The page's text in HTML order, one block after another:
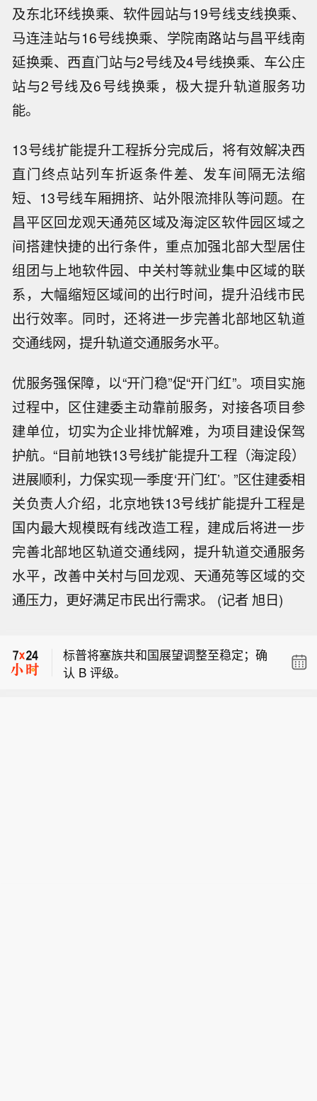
及东北环线换乘、软件园站与19号线支线换乘、
马连洼站与16号线换乘、学院南路站与昌平线南
延换乘、西直门站与2号线及4号线换乘、车公庄
站与2号线及6号线换乘，极大提升轨道服务功
能。
13号线扩能提升工程拆分完成后，将有效解决西
直门终点站列车折返条件差、发车间隔无法缩
短、13号线车厢拥挤、站外限流排队等问题。在
昌平区回龙观天通苑区域及海淀区软件园区域之
间搭建快捷的出行条件，重点加强北部大型居住
组团与上地软件园、中关村等就业集中区域的联
系，大幅缩短区域间的出行时间，提升沿线市民
出行效率。同时，还将进一步完善北部地区轨道
交通线网，提升轨道交通服务水平。
优服务强保障，以“开门稳”促“开门红”。项目实施
过程中，区住建委主动靠前服务，对接各项目参
建单位，切实为企业排忧解难，为项目建设保驾
护航。“目前地铁13号线扩能提升工程（海淀段）
进展顺利，力保实现一季度‘开门红’。”区住建委相
关负责人介绍，北京地铁13号线扩能提升工程是
国内最大规模既有线改造工程，建成后将进一步
完善北部地区轨道交通线网，提升轨道交通服务
水平，改善中关村与回龙观、天通苑等区域的交
通压力，更好满足市民出行需求。 (记者 旭日)
周五（8月7日），彭博电动汽车价格回
报指数2.16%，报3475.48点，本周累
标普将塞族共和国展望调整至稳定；确
认 B 评级。